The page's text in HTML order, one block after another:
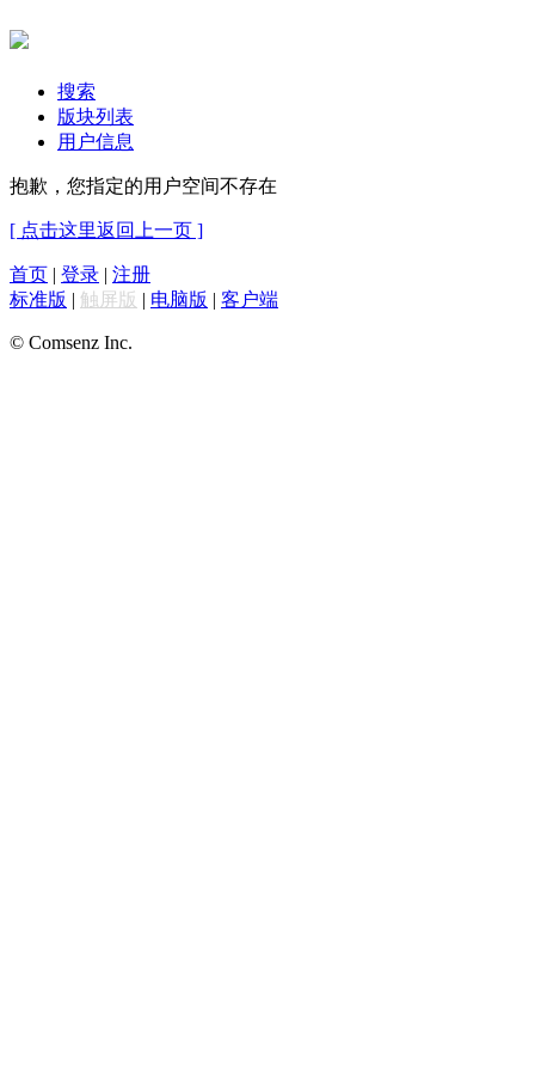
搜索
版块列表
用户信息
抱歉，您指定的用户空间不存在
[ 点击这里返回上一页 ]
首页 | 登录 | 注册
标准版 | 触屏版 | 电脑版 | 客户端
© Comsenz Inc.